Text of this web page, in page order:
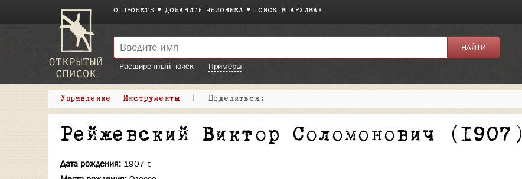
О ПРОЕКТЕ ДОБАВИТЬ ЧЕЛОВЕКА ПОИСК В АРХИВАХ
Расширенный поиск
Примеры
Управление Инструменты | Поделиться:
Рейжевский Виктор Соломонович (1907)
Дата рождения: 1907 г.